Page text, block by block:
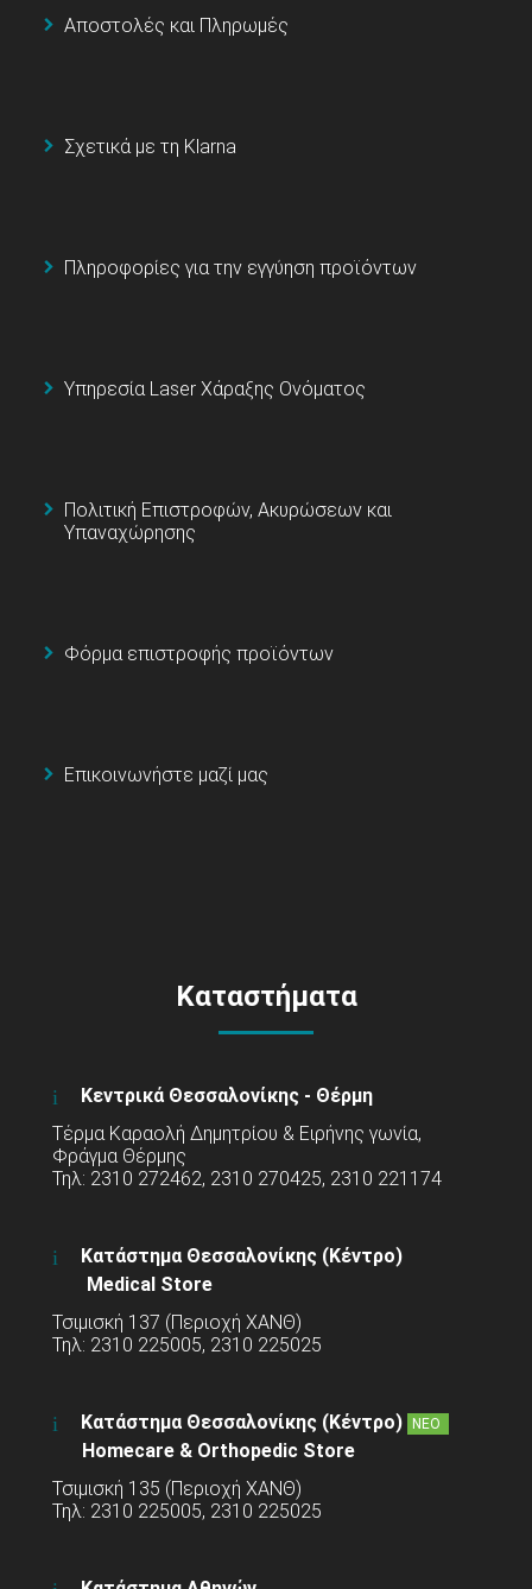
Αποστολές και Πληρωμές
Σχετικά με τη Klarna
Πληροφορίες για την εγγύηση προϊόντων
Υπηρεσία Laser Χάραξης Ονόματος
Πολιτική Επιστροφών, Ακυρώσεων και
Υπαναχώρησης
Φόρμα επιστροφής προϊόντων
Επικοινωνήστε μαζί μας
Καταστήματα
Κεντρικά Θεσσαλονίκης - Θέρμη
Τέρμα Καραολή Δημητρίου & Ειρήνης γωνία,
Φράγμα Θέρμης
Τηλ: 2310 272462, 2310 270425, 2310 221174
Κατάστημα Θεσσαλονίκης (Κέντρο)
Medical Store
Τσιμισκή 137 (Περιοχή ΧΑΝΘ)
Τηλ: 2310 225005, 2310 225025
Κατάστημα Θεσσαλονίκης (Κέντρο) ΝΕΟ
Homecare & Orthopedic Store
Τσιμισκή 135 (Περιοχή ΧΑΝΘ)
Τηλ: 2310 225005, 2310 225025